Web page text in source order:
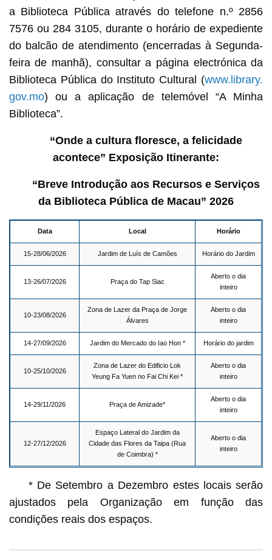
a Biblioteca Pública através do telefone n.º 2856
7576 ou 284 3105, durante o horário de expediente
do balcão de atendimento (encerradas à Segunda-
feira de manhã), consultar a página electrónica da
Biblioteca Pública do Instituto Cultural (www.library.
gov.mo) ou a aplicação de telemóvel “A Minha
Biblioteca”.
“Onde a cultura floresce, a felicidade
acontece” Exposição Itinerante:
“Breve Introdução aos Recursos e Serviços
da Biblioteca Pública de Macau” 2026
Data Local Horário
15-28/06/2026 Jardim de Luís de Camões Horário do Jardim
13-26/07/2026 Praça do Tap Siac
Aberto o dia
inteiro
10-23/08/2026
Zona de Lazer da Praça de Jorge
Álvares
Aberto o dia
inteiro
14-27/09/2026 Jardim do Mercado do Iao Hon * Horário do jardim
10-25/10/2026
Zona de Lazer do Edificio Lok
Yeung Fa Yuen no Fai Chi Kei *
Aberto o dia
inteiro
14-29/11/2026 Praça de Amizade*
Aberto o dia
inteiro
12-27/12/2026
Espaço Lateral do Jardim da
Cidade das Flores da Taipa (Rua
de Coimbra) *
Aberto o dia
inteiro
* De Setembro a Dezembro estes locais serão
ajustados pela Organização em função das
condições reais dos espaços.